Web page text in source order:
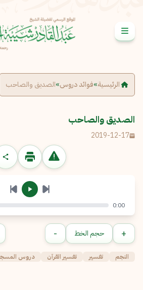
الرئيسية»فوائد دروس»الصديق والصاحب
الصديق والصاحب
2019-12-17
الإبلاغ عن
الرسالة
إرسال إلغاء
0:00
+ حجم الخط -
النجم تفسير تفسير القرآن دروس